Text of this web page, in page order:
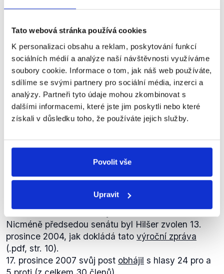
Tato webová stránka používá cookies
K personalizaci obsahu a reklam, poskytování funkcí
sociálních médií a analýze naší návštěvnosti využíváme
soubory cookie. Informace o tom, jak náš web používáte,
sdílíme se svými partnery pro sociální média, inzerci a
analýzy. Partneři tyto údaje mohou zkombinovat s
dalšími informacemi, které jste jim poskytli nebo které
získali v důsledku toho, že používáte jejich služby.
Povolit vše
Upravit
Topolánek v červnu 2008 v Poslanecké sněmovně
fakultních nemocnic na akciové společnosti upouští.
Proti záměru vlády Mirka Topolánka organizoval
protesty také lékař Marek Hilšer. Jak informuje
archivnítisková zpravaUniverzity Karlovy, Hilšer
figuroval od května 2008 na pozici mluvčího
studentské iniciativy k transformaci fakultních
nemocnic. Studenti pražských lékařských vysokých
studentské iniciativě,uspořádaliv květnu 2008
proti chystanému záměru ministerstva zdravotnictví
Tyto veřejné Hilšerovy aktivity pochází z doby, kdy
proti návrhu protestovala celá řada aktérů. Hilšer
má tedy pravdu v tom, že se studentská iniciativa
postavila proti diskutovanému věcnému návrhu
zákona o univerzitních nemocnicích a že návrh
zákona odmítla také Karlova univerzita. Skutečnost,
že zákon nakonec nebyl ani poslán do Poslanecké
sněmovny, byla výsledkem soustředěného odporu
Nez.
Marek
Hilšer
byl členem Akademického senátu,
v podstatě jsem dělal jakousi
komunální, komunální politiku, pak
jsem se stal předsedou,
předsedou toho, senátu, vlastně
největší lékařské fakulty v České
republice.
Český rozhlas,8. ledna 2018
Z veřejných zdrojů nelze vypátrat, odkdy byl Marek
zasedání Akademického
senátu 1. Lékařské fakulty až od roku 2005.
Nicméně předsedou senátu byl Hilšer zvolen 13.
prosince 2004, jak dokládá tato výroční zpráva
(.pdf, str. 10).
17. prosince 2007 svůj post obhájil s hlasy 24 pro a